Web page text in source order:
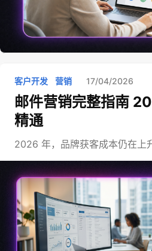
客户开发 营销 17/04/2026
邮件营销完整指南
精通
2026 年，品牌获客成本仍在上